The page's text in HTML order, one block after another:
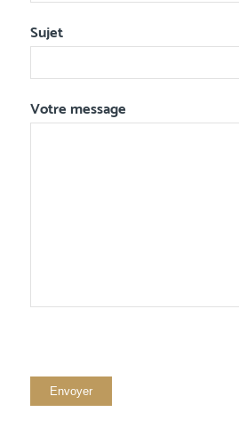
Sujet
Votre message